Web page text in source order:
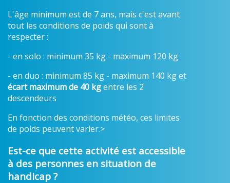
L'âge minimum est de 7 ans, mais c'est avant
tout les conditions de poids qui sont à
respecter :
- en solo : minimum 35 kg - maximum 120 kg
- en duo : minimum 85 kg - maximum 140 kg et
écart maximum de 40 kgentre les 2
descendeurs
En fonction des conditions météo, ces limites
de poids peuvent varier.>
Est-ce que cette activité est accessible
à des personnes en situation de
handicap ?